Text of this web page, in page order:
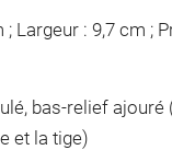
; Largeur : 9,7 cm ;
bas-relief
et la tige)